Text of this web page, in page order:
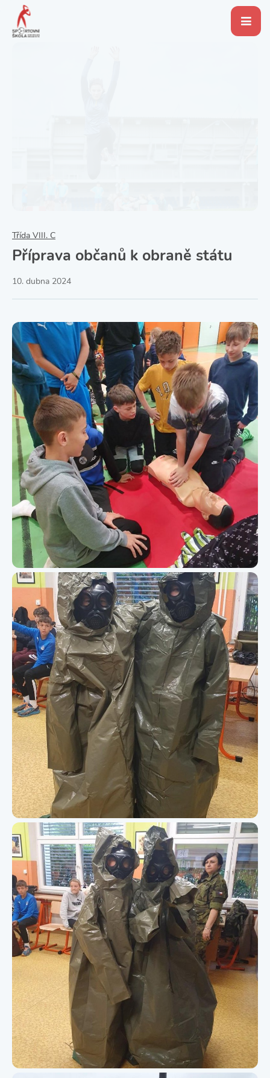
Třída VIII. C
Příprava občanů k obraně státu
10. dubna 2024